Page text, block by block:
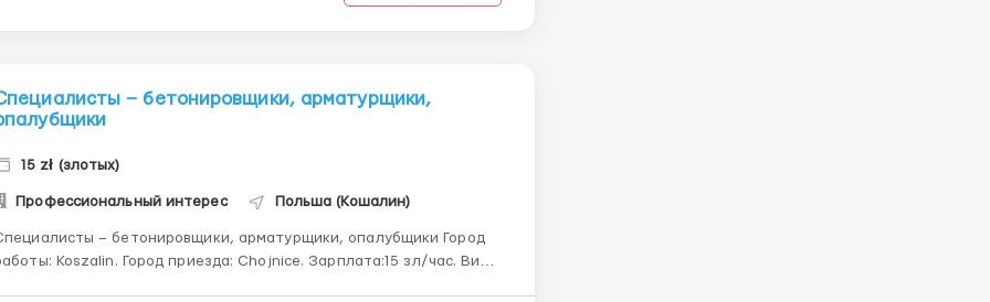
– бетонировщики, арматурщики,
15 zł (злотых)
Профессиональный интерес Польша (Кошалин)
– бетонировщики, арматурщики, опалубщики Город
Koszalin. Город приезда: Chojnice. Зарплата:15 зл/час. Вид